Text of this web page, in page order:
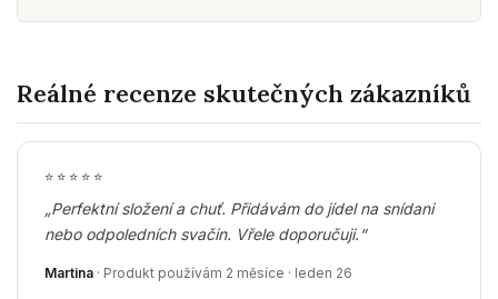
Reálné recenze skutečných zákazníků
⭐ ⭐ ⭐ ⭐ ⭐
„Perfektní složení a chuť. Přidávám do jídel na snídani
nebo odpoledních svačin. Vřele doporučuji.“
Martina · Produkt používám 2 měsíce · leden 26